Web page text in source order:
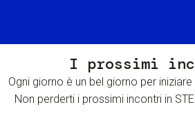
I prossimi
Ogni giorno è un bel giorno per
Non perderti i prossimi incontri in